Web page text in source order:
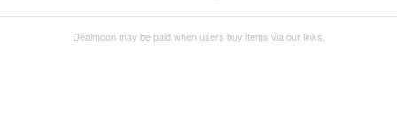
Dealmoon may be paid when users buy items via our links.